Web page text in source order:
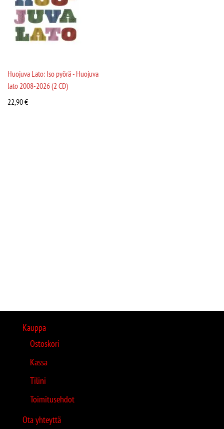
Huojuva Lato: Iso pyörä - Huojuva
lato 2008-2026 (2 CD)
22,90€
Kauppa
Ostoskori
Kassa
Tilini
Toimitusehdot
Ota yhteyttä